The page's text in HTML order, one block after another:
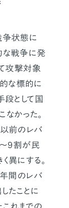
争状態に
な戦争に発
攻撃対象
な標的に
段として国
かった。
前のレバ
～9割が民
異にする。
間のレバ
たことに
れまでの